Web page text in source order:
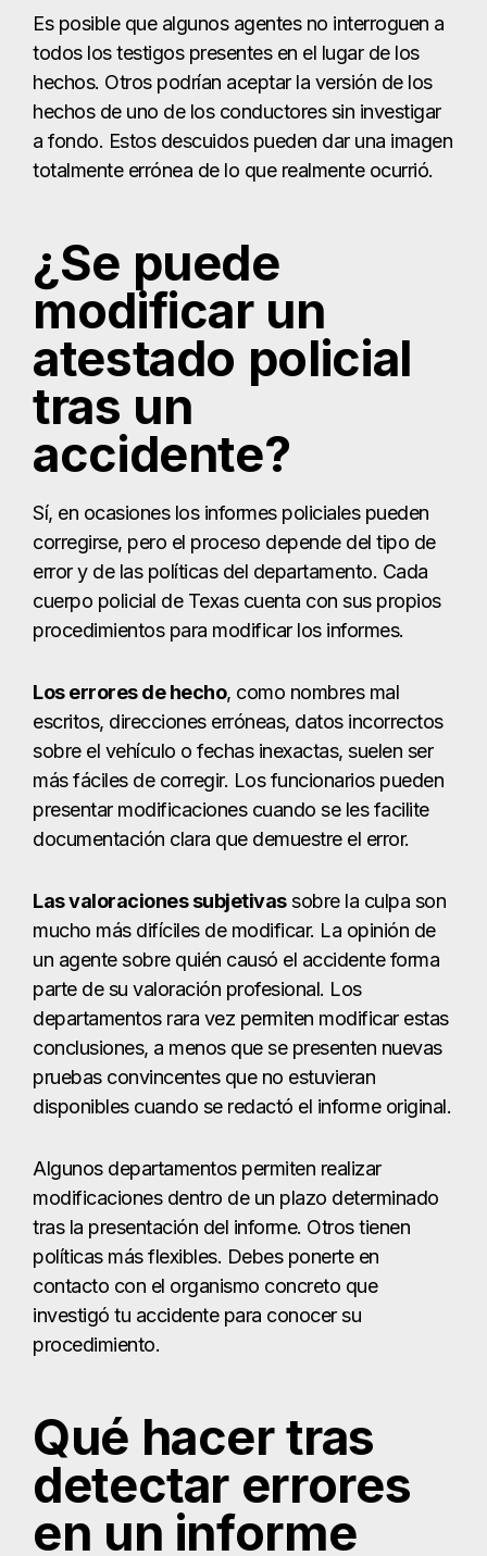
Es posible que algunos agentes no interroguen a
todos los testigos presentes en el lugar de los
hechos. Otros podrían aceptar la versión de los
hechos de uno de los conductores sin investigar
a fondo. Estos descuidos pueden dar una imagen
totalmente errónea de lo que realmente ocurrió.
¿Se puede
modificar un
atestado policial
tras un
accidente?
Sí, en ocasiones los informes policiales pueden
corregirse, pero el proceso depende del tipo de
error y de las políticas del departamento. Cada
cuerpo policial de Texas cuenta con sus propios
procedimientos para modificar los informes.
Los errores de hecho, como nombres mal
escritos, direcciones erróneas, datos incorrectos
sobre el vehículo o fechas inexactas, suelen ser
más fáciles de corregir. Los funcionarios pueden
presentar modificaciones cuando se les facilite
documentación clara que demuestre el error.
Las valoraciones subjetivassobre la culpa son
mucho más difíciles de modificar. La opinión de
un agente sobre quién causó el accidente forma
parte de su valoración profesional. Los
departamentos rara vez permiten modificar estas
conclusiones, a menos que se presenten nuevas
pruebas convincentes que no estuvieran
disponibles cuando se redactó el informe original.
Algunos departamentos permiten realizar
modificaciones dentro de un plazo determinado
tras la presentación del informe. Otros tienen
políticas más flexibles. Debes ponerte en
contacto con el organismo concreto que
investigó tu accidente para conocer su
procedimiento.
Qué hacer tras
detectar errores
en un informe